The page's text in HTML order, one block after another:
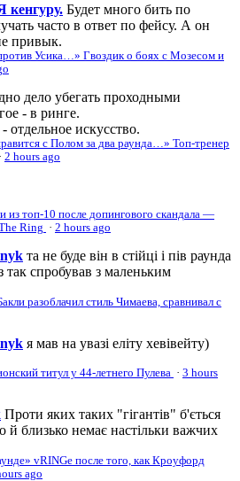
кенгуру. Будет много бить по
часто в ответ по фейсу. А он
привык.
Усика…» Гвоздик о боях с Мозесом и
дело убегать проходными
- в ринге.
отдельное искусство.
с Полом за два раунда…» Топ-тренер
· 2 hours ago
из топ-10 после допингового скандала —
Ring · 2 hours ago
та не буде він в стійці і пів раунда
так спробував з маленьким
разоблачил стиль Чимаева, сравнивал с
я мав на увазі еліту хевівейту)
титул у 44-летнего Пулева · 3 hours
Проти яких таких "гігантів" б'ється
й близько немає настільки важчих
vRINGe после того, как Кроуфорд
ago